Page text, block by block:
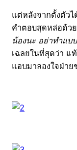
แต่หลังจากตั้งตัว
คำตอบสุดหล่อด้ว
น้องนะ อย่าทำแบ
เฉลยในที่สุดว่า แ
แอบมาลองใจฝ่าย